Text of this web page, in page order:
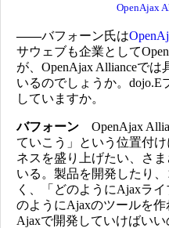
OpenAjax
――バフォーン氏は
サウェブも企業として
が、OpenAjax Allianceで
いるのでしょうか。
していますか。
バフォーン OpenAjax
ていこう」という位置付
ネスを盛り上げたい、さ
いる。製品を開発したり
く、「どのようにAjaxラ
のようにAjaxのツールを
Ajaxで開発していけばい